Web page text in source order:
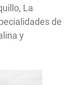
La
de
y